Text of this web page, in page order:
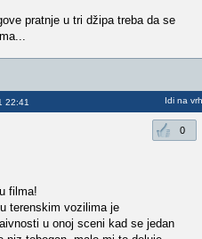
pratnje u tri džipa treba da se
22:41 Idi na vrh
0
filma!
terenskim vozilima je
u onoj sceni kad se jedan